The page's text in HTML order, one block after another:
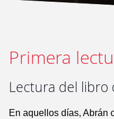
Primera
Lectura del libro
En aquellos días, Abrán